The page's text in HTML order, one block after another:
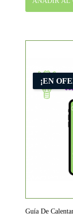
¡EN
Guía De